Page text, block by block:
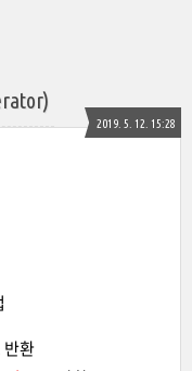
2019. 5. 12. 15:28
반환